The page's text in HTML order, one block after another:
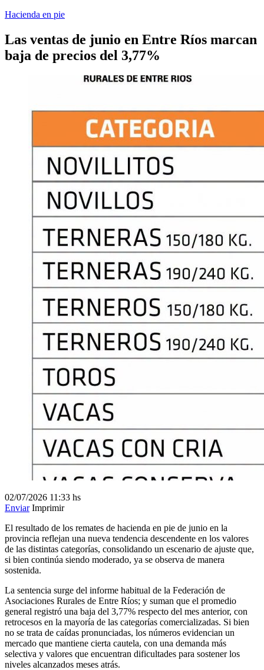
Hacienda en pie
Las ventas de junio en Entre Ríos marcan
baja de precios del 3,77%
02/07/2026 11:33 hs
Enviar Imprimir
El resultado de los remates de hacienda en pie de junio en la
provincia reflejan una nueva tendencia descendente en los valores
de las distintas categorías, consolidando un escenario de ajuste que,
si bien continúa siendo moderado, ya se observa de manera
sostenida.
La sentencia surge del informe habitual de la Federación de
Asociaciones Rurales de Entre Ríos; y suman que el promedio
general registró una baja del 3,77% respecto del mes anterior, con
retrocesos en la mayoría de las categorías comercializadas. Si bien
no se trata de caídas pronunciadas, los números evidencian un
mercado que mantiene cierta cautela, con una demanda más
selectiva y valores que encuentran dificultades para sostener los
niveles alcanzados meses atrás.